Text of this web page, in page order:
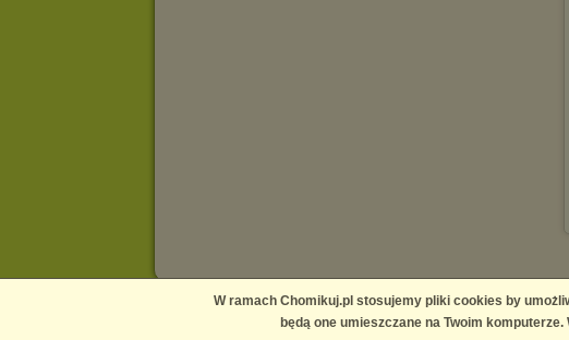
Contact us Media Help
Publishers Platform
Privacy policy Report copyright infringement
W ramach Chomikuj.pl stosujemy pliki cookies by
będą one umieszczane na Twoim